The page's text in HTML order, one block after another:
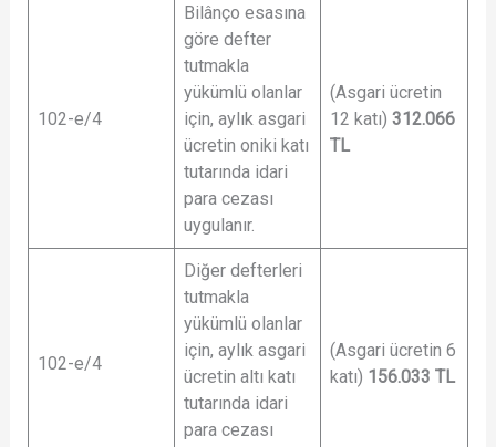
102-e/4
Bilânço esasına
göre defter
tutmakla
yükümlü olanlar
için, aylık asgari
ücretin oniki katı
tutarında idari
para cezası
uygulanır.
(Asgari ücretin
12 katı) 312.066
TL
102-e/4
Diğer defterleri
tutmakla
yükümlü olanlar
için, aylık asgari
ücretin altı katı
tutarında idari
para cezası
(Asgari ücretin 6
katı) 156.033 TL